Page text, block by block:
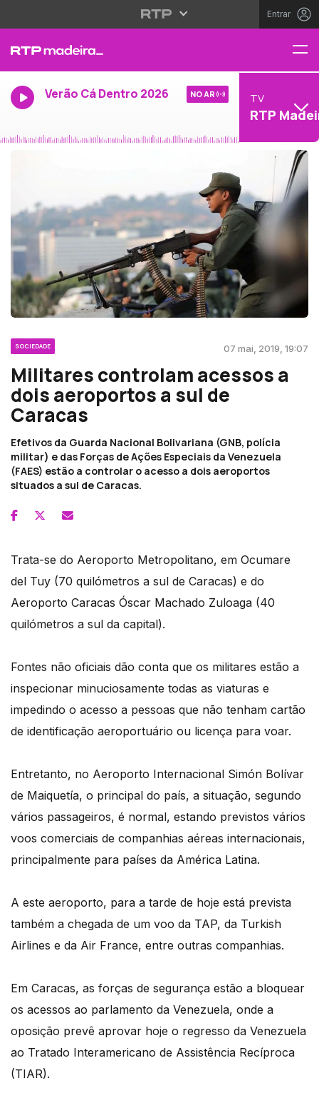
Entrar
Verão Cá Dentro 2026 NO AR TV
RTP
SOCIEDADE 07 mai, 2019, 19:07
Militares controlam acessos a
dois aeroportos a sul de
Caracas
Efetivos da Guarda Nacional Bolivariana (GNB, polícia
militar) e das Forças de Ações Especiais da Venezuela
(FAES) estão a controlar o acesso a dois aeroportos
situados a sul de Caracas.
Trata-se do Aeroporto Metropolitano, em Ocumare
del Tuy (70 quilómetros a sul de Caracas) e do
Aeroporto Caracas Óscar Machado Zuloaga (40
quilómetros a sul da capital).
Fontes não oficiais dão conta que os militares estão a
inspecionar minuciosamente todas as viaturas e
impedindo o acesso a pessoas que não tenham cartão
de identificação aeroportuário ou licença para voar.
Entretanto, no Aeroporto Internacional Simón Bolívar
de Maiquetía, o principal do país, a situação, segundo
vários passageiros, é normal, estando previstos vários
voos comerciais de companhias aéreas internacionais,
principalmente para países da América Latina.
A este aeroporto, para a tarde de hoje está prevista
também a chegada de um voo da TAP, da Turkish
Airlines e da Air France, entre outras companhias.
Em Caracas, as forças de segurança estão a bloquear
os acessos ao parlamento da Venezuela, onde a
oposição prevê aprovar hoje o regresso da Venezuela
ao Tratado Interamericano de Assistência Recíproca
(TIAR).